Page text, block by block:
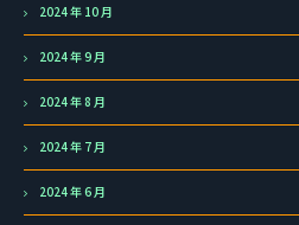
2024 年 10 月
2024 年 9 月
2024 年 8 月
2024 年 7 月
2024 年 6 月